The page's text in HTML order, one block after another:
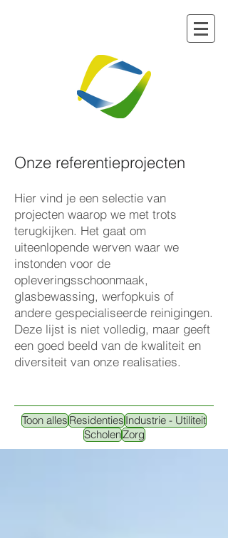
Onze referentieprojecten
Hier vind je een selectie van
projecten waarop we met trots
terugkijken. Het gaat om
uiteenlopende werven waar we
instonden voor de
opleveringsschoonmaak,
glasbewassing, werfopkuis of
andere gespecialiseerde reinigingen.
Deze lijst is niet volledig, maar geeft
een goed beeld van de kwaliteit en
diversiteit van onze realisaties.
Toon allesResidentiesIndustrie - Utiliteit
ScholenZorg